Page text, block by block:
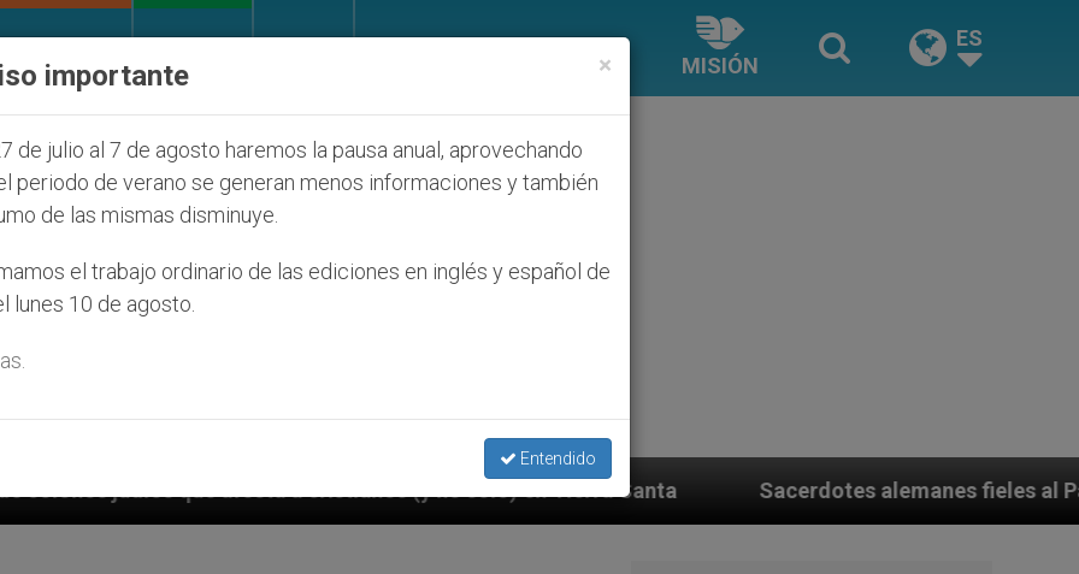
MISIÓN
ES
a cristianos (y no sólo) en Tierra Santa Sacerdotes alemanes fieles al Papa contestan a su
×
importante
de julio al 7 de agosto haremos la pausa anual, aprovechando
periodo de verano se generan menos informaciones y también
de las mismas disminuye.
el trabajo ordinario de las ediciones en inglés y español de
lunes 10 de agosto.
Entendido